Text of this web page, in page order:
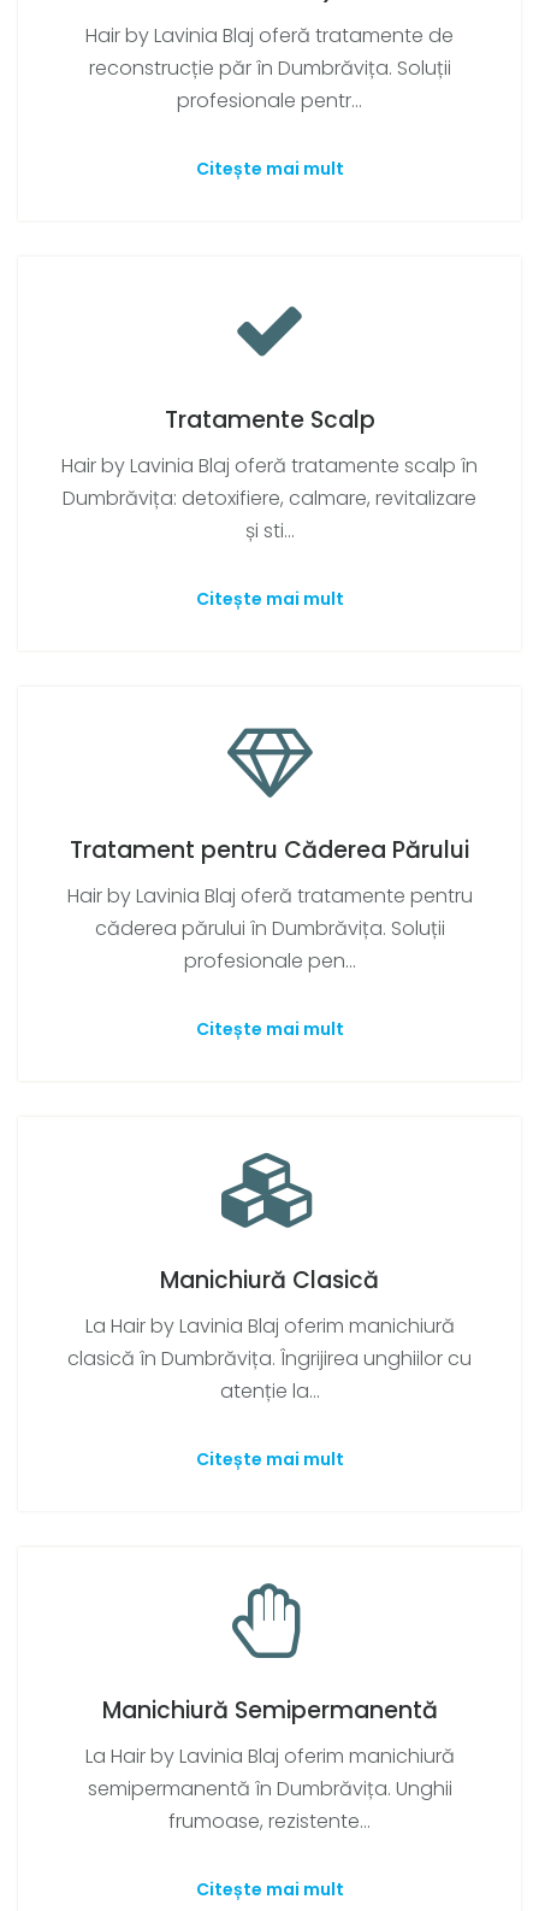
Hair by Lavinia Blaj oferă tratamente de
reconstrucție păr în Dumbrăvița. Soluții
profesionale pentr...
Citește mai mult
Tratamente Scalp
Hair by Lavinia Blaj oferă tratamente scalp în
Dumbrăvița: detoxifiere, calmare, revitalizare
și sti...
Citește mai mult
Tratament pentru Căderea Părului
Hair by Lavinia Blaj oferă tratamente pentru
căderea părului în Dumbrăvița. Soluții
profesionale pen...
Citește mai mult
Manichiură Clasică
La Hair by Lavinia Blaj oferim manichiură
clasică în Dumbrăvița. Îngrijirea unghiilor cu
atenție la...
Citește mai mult
Manichiură Semipermanentă
La Hair by Lavinia Blaj oferim manichiură
semipermanentă în Dumbrăvița. Unghii
frumoase, rezistente...
Citește mai mult